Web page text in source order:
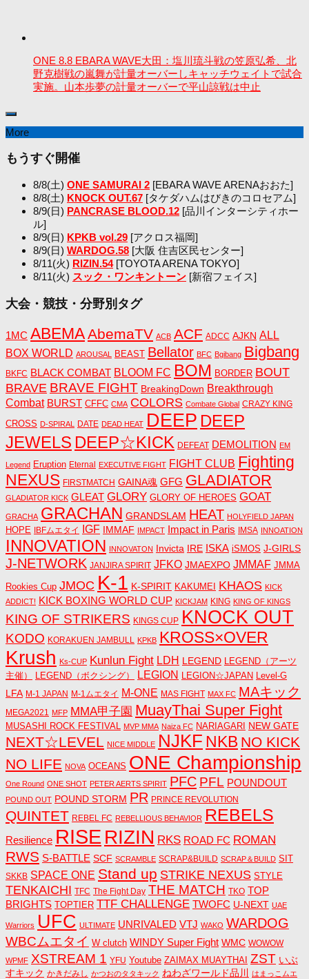
ONE 8.8 EBARA WAVE大田：塩川琉斗戦の笠原弘希、北
野克樹戦の嵐舞が計量オーバーしキャッチウェイトで試合
実施。山本歩夢の計量オーバーで平山諒戦は中止
More
もうすぐ開催
8/8(土) ONE SAMURAI 2 [EBARA WAVE ARENAおおた]
8/8(土) KNOCK OUT.67 [タケダハムはびきのコロセアム]
8/9(日) PANCRASE BLOOD.12 [品川インターシティホー
ル]
8/9(日) KPKB vol.29 [アクロス福岡]
8/9(日) WARDOG.58 [大阪 住吉区民センター]
8/11(火) RIZIN.54[TOYOTA ARENA TOKYO]
8/11(火) スック・ワンキントーン [新宿フェイス]
大会・競技・分野別タグ
1MC ABEMAAbemaTV ACB ACF ADCC AJKN ALL
BOX WORLD AROUSAL BEAST Bellator BFC Bgibang Bigbang
BKFC BLACK COMBAT BLOOM FC BOM BORDER BOUT
BRAVE BRAVE FIGHT BreakingDown Breakthrough
Combat BURST CFFC CMA COLORS Combate Global CRAZY KING
CROSS D-SPIRAL DATE DEAD HEAT DEEP DEEP
JEWELS DEEP☆KICK DEFEAT DEMOLITION EM
Legend Eruption Eternal EXECUTIVE FIGHT FIGHT CLUB Fighting
NEXUS FIRSTMATCH GAINA魂 GFG GLADIATOR
GLADIATOR KICK GLEAT GLORY GLORY OF HEROES GOAT
GRACHA GRACHAN GRANDSLAM HEAT HOLYFIELD JAPAN
HOPE IBFムエタイ IGF IMMAF IMPACT Impact in Paris IMSA INNOATION
INNOVATION INNOVATON Invicta IRE ISKA iSMOS J-GIRLS
J-NETWORK JANJIRA SPIRIT JFKO JMAEXPO JMMAF JMMA
Rookies Cup JMOC K-1 K-SPIRIT KAKUMEI KHAOS KICK
ADDICT! KICK BOXING WORLD CUP KICKJAM KING KING OF KINGS
KING OF STRIKERS KINGS CUP KNOCK OUT
KODO KORAKUEN JAMBULL KPKB KROSS×OVER
Krush Ks-CUP Kunlun Fight LDH LEGEND
LEGEND（アーツ
主催）
LEGEND（ボクシング） LEGION LEGION☆JAPAN Level-G
LFA M-1 JAPAN M-1ムエタイ M-ONE MAS FIGHT MAX FC MAキック
MEGA2021 MFP MMA甲子園 MuayThai Super Fight
MUSASHI ROCK FESTIVAL MVP MMA Naiza FC NARIAGARI NEW GATE
NEXT☆LEVEL NICE MIDDLE NJKF NKB NO KICK
NO LIFE NOVA OCEANS ONE Championship
One Round ONE SHOT PETER AERTS SPIRIT PFC PFL POUNDOUT
POUND OUT POUND STORM PR PRINCE REVOLUTION
QUINTET REBEL FC REBELLIOUS BEHAVIOR REBELS
Resilience RISE RIZIN RKS ROAD FC ROMAN
RWS S-BATTLE SCF SCRAMBLE SCRAP&BUILD SCRAP＆BUILD SIT
SKKB SPACE ONE Stand up STRIKE NEXUS STYLE
TENKAICHI TFC The Fight Day THE MATCH TKO TOP
BRIGHTS TOPTIER TTF CHALLENGE TWOFC U-NEXT UAE
Warriors UFC ULTIMATE UNRIVALED VTJ WAKO WARDOG
WBCムエタイ W clutch WINDY Super Fight WMC WOWOW
WPMF XSTREAM 1 YFU Youtube ZAIMAX MUAYTHAI ZST いぶ
すキック かきだみし かつおのタタキック ねわざワールド品川 はまっこムエ